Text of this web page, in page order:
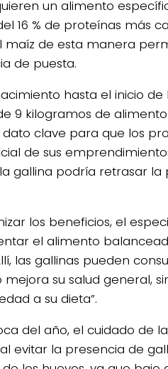
un alimento
16 % de proteínas más
maíz de esta manera
de puesta.
hasta el inicio
9 kilogramos de
clave para que los
de sus
gallina podría retrasar la
los beneficios, el
el alimento
las gallinas pueden
mejora su salud general,
a su dieta”.
del año, el cuidado de
evitar la presencia de